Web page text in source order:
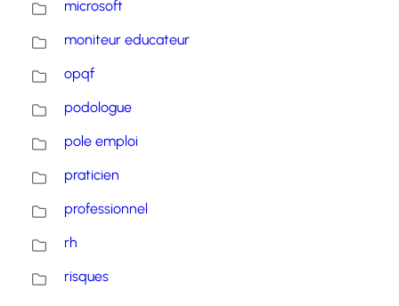
microsoft
moniteur educateur
opqf
podologue
pole emploi
praticien
professionnel
rh
risques